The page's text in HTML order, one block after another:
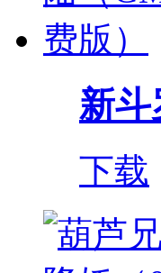
新
下载